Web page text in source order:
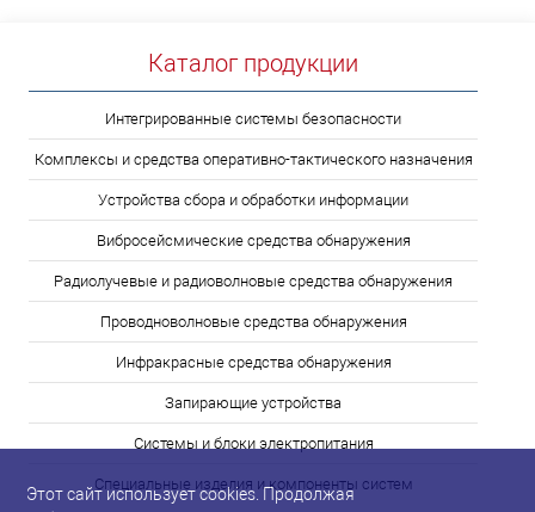
Каталог продукции
Интегрированные системы безопасности
Комплексы и средства оперативно-тактического назначения
Устройства сбора и обработки информации
Вибросейсмические средства обнаружения
Радиолучевые и радиоволновые средства обнаружения
Проводноволновые средства обнаружения
Инфракрасные средства обнаружения
Запирающие устройства
Системы и блоки электропитания
Специальные изделия и компоненты систем
Этот сайт использует cookies. Продолжая